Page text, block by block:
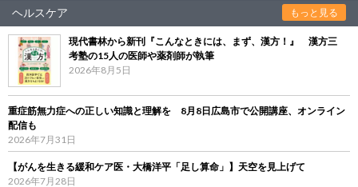
ヘルスケア もっと見る
現代書林から新刊『こんなときには、まず、漢方！』 漢方三
考塾の15人の医師や薬剤師が執筆
2026年8月5日
重症筋無力症への正しい知識と理解を 8月8日広島市で公開講座、オンライン
配信も
2026年7月31日
【がんを生きる緩和ケア医・大橋洋平「足し算命」】天空を見上げて
2026年7月28日